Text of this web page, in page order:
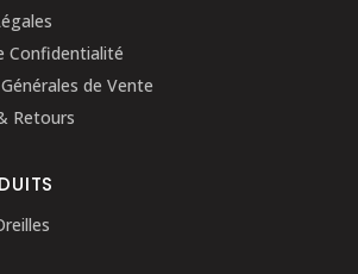
Confidentialité
de Vente
Retours